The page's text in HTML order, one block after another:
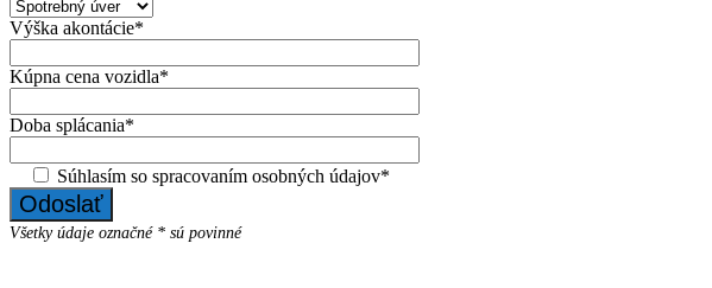
Výška akontácie*
Kúpna cena vozidla*
Doba splácania*
Súhlasím so spracovaním osobných údajov*
Odoslať
Všetky údaje označné * sú povinné